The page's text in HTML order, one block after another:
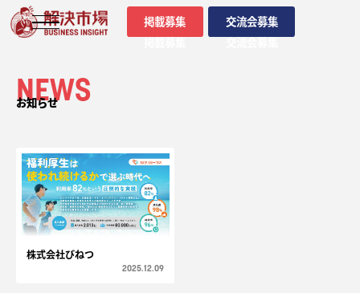
掲載募集
掲載募集
交流会募集
交流会募集
NEWS
お知らせ
株式会社びねつ
2025.12.09